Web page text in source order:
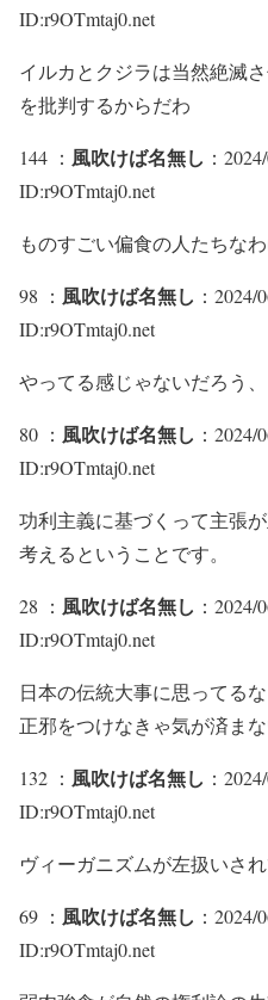
ID:r9OTmtaj0.net
イルカとクジラは当然絶滅
を批判するからだわ
144 ： 風吹けば名無し ：
ID:r9OTmtaj0.net
ものすごい偏食の人たちな
98 ： 風吹けば名無し ：2024/
ID:r9OTmtaj0.net
やってる感じゃないだろう
80 ： 風吹けば名無し ：2024/
ID:r9OTmtaj0.net
功利主義に基づくって主張
考えるということです。
28 ： 風吹けば名無し ：2024/
ID:r9OTmtaj0.net
日本の伝統大事に思ってる
正邪をつけなきゃ気が済ま
132 ： 風吹けば名無し ：
ID:r9OTmtaj0.net
ヴィーガニズムが左扱いさ
69 ： 風吹けば名無し ：2024/
ID:r9OTmtaj0.net